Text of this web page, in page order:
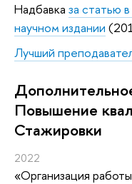
Надбавка за статью
научном издании
Лучший
Повышение
Стажировки
2022
«Организация